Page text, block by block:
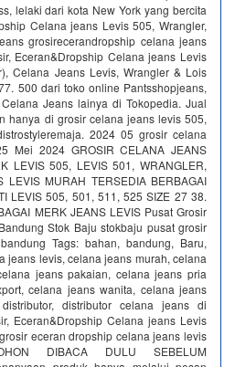
lelaki dari kota New York yang bercita
Celana jeans Levis 505, Wrangler,
grosirecerandropship celana jeans
Eceran&Dropship Celana jeans Levis
Celana Jeans Levis, Wrangler & Lois
500 dari toko online Pantsshopjeans,
Jeans lainya di Tokopedia. Jual
hanya di grosir celana jeans levis 505,
2024 05 grosir celana
Mei 2024 GROSIR CELANA JEANS
LEVIS 505, LEVIS 501, WRANGLER,
LEVIS MURAH TERSEDIA BERBAGAI
LEVIS 505, 501, 511, 525 SIZE 27 38.
MERK JEANS LEVIS Pusat Grosir
Stok Baju stokbaju pusat grosir
Tags: bahan, bandung, Baru,
jeans levis, celana jeans murah, celana
jeans pakaian, celana jeans pria
celana jeans wanita, celana jeans
distributor celana jeans di
Eceran&Dropship Celana jeans Levis
eceran dropship celana jeans levis
DIBACA DULU SEBELUM